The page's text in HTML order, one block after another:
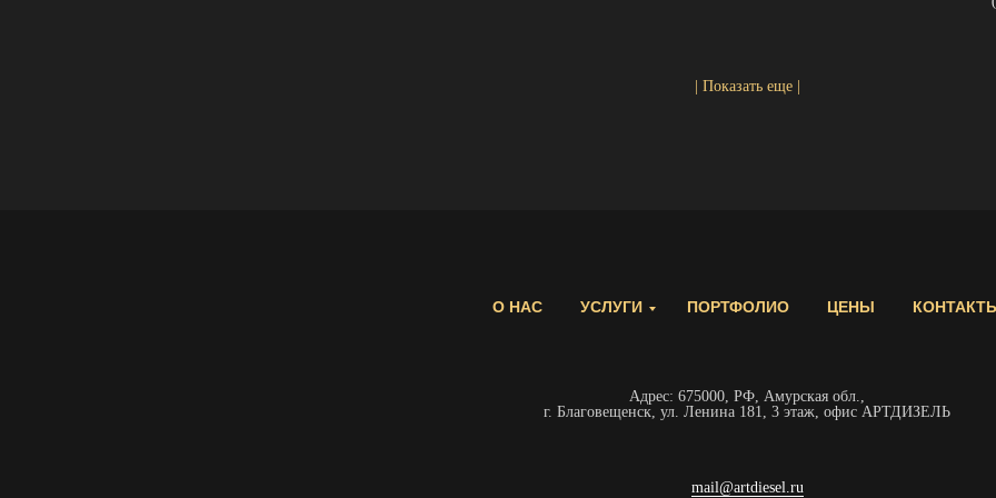
| Показать еще |
О НАС УСЛУГИ ПОРТФОЛИО ЦЕНЫ
Адрес: 675000, РФ, Амурская обл.,
г. Благовещенск, ул. Ленина 181, 3 этаж, офис АРТДИЗЕЛЬ
mail@artdiesel.ru